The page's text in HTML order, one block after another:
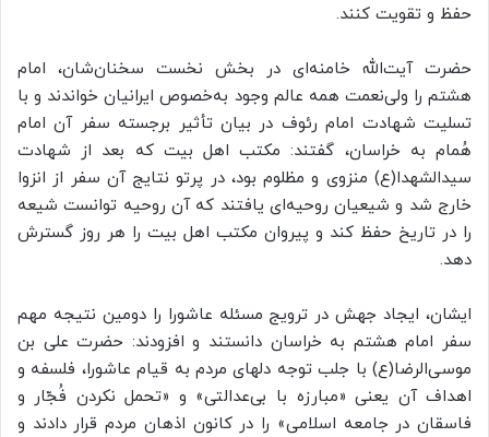
حفظ و تقویت کنند.
حضرت آیت‌الله خامنه‌ای در بخش نخست سخنان‌شان، امام
هشتم را ولی‌نعمت همه عالم وجود به‌خصوص ایرانیان خواندند و با
تسلیت شهادت امام رئوف در بیان تأثیر برجسته سفر آن امام
هُمام به خراسان، گفتند: مکتب اهل بیت که بعد از شهادت
سیدالشهدا(ع) منزوی و مظلوم بود، در پرتو نتایج آن سفر از انزوا
خارج شد و شیعیان روحیه‌ای یافتند که آن روحیه توانست شیعه
را در تاریخ حفظ کند و پیروان مکتب اهل بیت را هر روز گسترش
دهد.
ایشان، ایجاد جهش در ترویج مسئله عاشورا را دومین نتیجه مهم
سفر امام هشتم به خراسان دانستند و افزودند: حضرت علی بن
موسی‌الرضا(ع) با جلب توجه دلهای مردم به قیام عاشورا، فلسفه و
اهداف آن یعنی «مبارزه با بی‌عدالتی» و «تحمل نکردن فُجّار و
فاسقان در جامعه اسلامی» را در کانون اذهان مردم قرار دادند و